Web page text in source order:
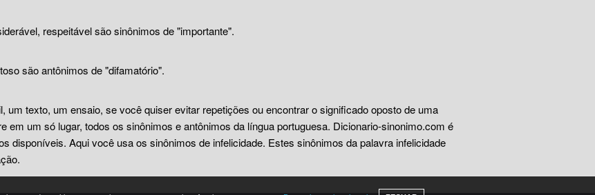
respeitável são sinônimos de "importante".
são antônimos de "difamatório".
um texto, um ensaio, se você quiser evitar repetições ou encontrar o significado oposto de uma
em um só lugar, todos os sinônimos e antônimos da língua portuguesa. Dicionario-sinonimo.com é
disponíveis. Aqui você usa os sinônimos de infelicidade. Estes sinônimos da palavra infelicidade